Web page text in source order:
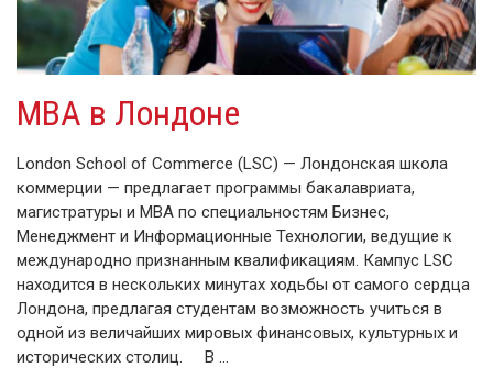
MBA в Лондоне
London School of Commerce (LSC) — Лондонская школа
коммерции — предлагает программы бакалавриата,
магистратуры и МВА по специальностям Бизнес,
Менеджмент и Информационные Технологии, ведущие к
международно признанным квалификациям. Кампус LSC
находится в нескольких минутах ходьбы от самого сердца
Лондона, предлагая студентам возможность учиться в
одной из величайших мировых финансовых, культурных и
исторических столиц. В …